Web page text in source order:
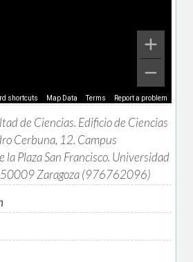
shortcuts Map Data Terms Report a problem
de Ciencias. Edificio de Ciencias
Cerbuna, 12. Campus
la Plaza San Francisco. Universidad
50009 Zaragoza (976762096)